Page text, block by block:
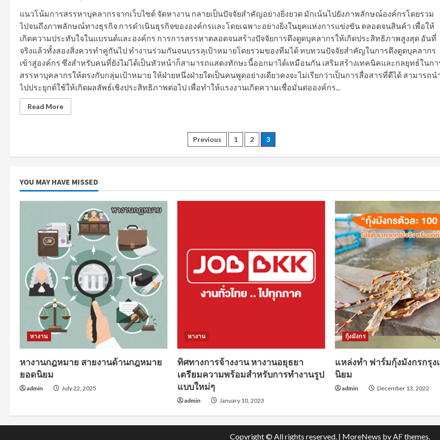
หน้าที่
ของ
พนักงาน
รถยนต์
แนวโน้มการสรรหาบุคลากรจากเว็บไซต์ จัดหางาน กลายเป็นปัจจัยสำคัญอย่างยิ่งยวด มักเน้นไปยังภาพลักษณ์องค์กรโดยรวม
ไปจนถึงภาพลักษณ์ทางธุรกิจ การดำเนินธุรกิจขององค์กรและโดยเฉพาะอย่างยิ่งในยุคแห่งการแข่งขัน ตลอดจนสินค้า เพื่อให้
เกิดความประทับใจในแบรนด์และองค์กร การการสรรหาตลอดจนสร้างปัจจัยการดึงดูดบุคลากรให้เกิดประสิทธิภาพสูงสุด อันที่
จริงแล้วทั้งสองสิ่งควรทำคู่กันไป ทำงานร่วมกันจนบรรลุเป้าหมายโดยรวมของทีมได้ ทบทวนปัจจัยสำคัญในการดึงดูดบุคลากร
เข้าสู่องค์กร ซึ่งสำหรับคนที่ยังไม่ได้เป็นหัวหน้าก็สามารถแสดงทักษะนี้ออกมาได้เหมือนกัน เสริมสร้างเทคนิคและกลยุทธ์ในกา
สรรหาบุคลากรให้ตรงกับกลุ่มเป้าหมาย ให้ฝ่ายหนึ่งฝ่ายใดเป็นคนพูดอย่างเดียวคงจะไม่เรียกว่าเป็นการสื่อสารที่ดีได้ สามารถน
ไปประยุกต์ใช้ให้เกิดผลลัพธ์เชิงประสิทธิภาพต่อไป เพื่อทำให้แรงงานเกิดความเชื่อมั่นต่อองค์กร...
Read MoreRead
more
สรรหา
พนักงาน
Posts
navigation
Previous 1 2 3
YOU MAY HAVE MISSED
หางาน
หางานกฎหมาย สายงานด้านกฎหมาย
ยอดนิยม
admin July 22, 2025
หางาน
ทิศทางการจ้างงาน หางานอยุธยา
เตรียมความพร้อมสำหรับการทำงานรูป
แบบใหม่ๆ
admin January 10, 2023
กุ้งมังกร
แหล่งทำ ฟาร์มกุ้งมังกรกรุง
นิยม
admin December 13, 2022
Copyright © All rights reserved. | MoreNews by AF themes.